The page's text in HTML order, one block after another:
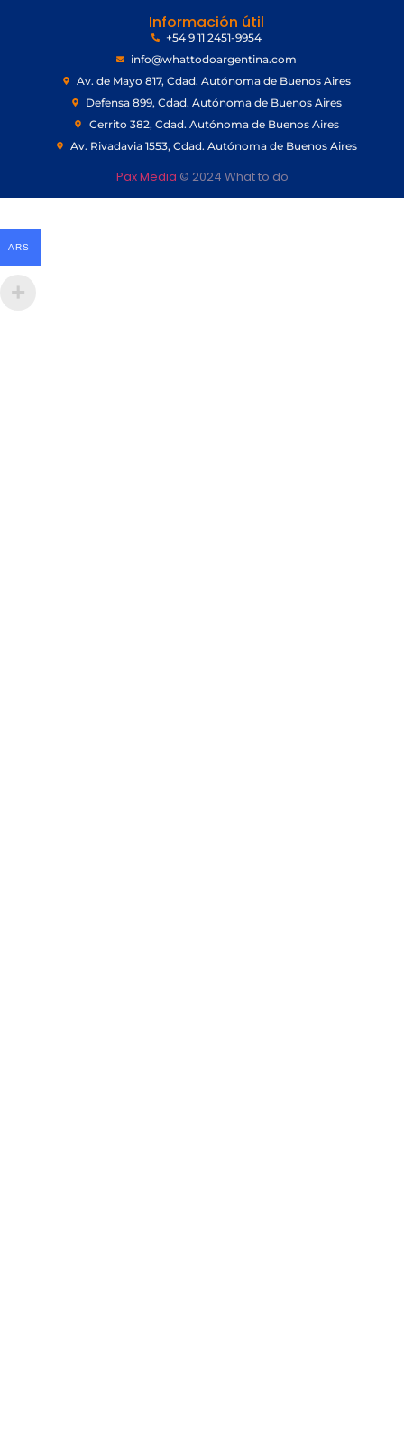
Información útil
+54 9 11 2451-9954
info@whattodoargentina.com
Av. de Mayo 817, Cdad. Autónoma de Buenos Aires
Defensa 899, Cdad. Autónoma de Buenos Aires
Cerrito 382, Cdad. Autónoma de Buenos Aires
Av. Rivadavia 1553, Cdad. Autónoma de Buenos Aires
Pax Media © 2024 What to do
ARS